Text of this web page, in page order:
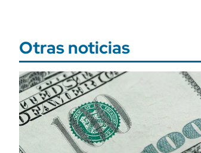
Otras noticias